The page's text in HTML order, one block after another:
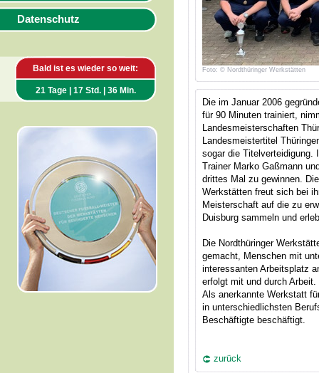
Datenschutz
Bald ist es wieder so weit:
21 Tage | 17 Std. | 36 Min.
Foto: © Nordthüringer Werkstätten
Die im Januar 2006
für 90 Minuten trainiert,
Landesmeisterschaften
Landesmeistertitel
sogar die Titelverteidigung.
Trainer Marko Gaßmann
drittes Mal zu gewinnen.
Werkstätten freut sich bei
Meisterschaft auf die zu
Duisburg sammeln und
Die Nordthüringer
gemacht, Menschen mit
interessanten Arbeitsplatz
erfolgt mit und durch Arbeit.
Als anerkannte Werkstatt
in unterschiedlichsten
Beschäftigte beschäftigt.
zurück